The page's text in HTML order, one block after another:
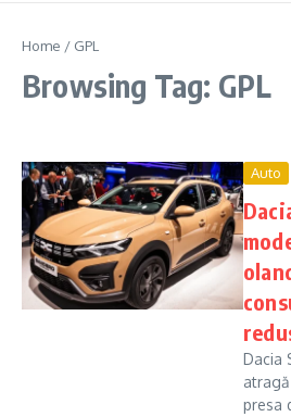
Home / GPL
Browsing Tag: GPL
Auto
Dacia
presa